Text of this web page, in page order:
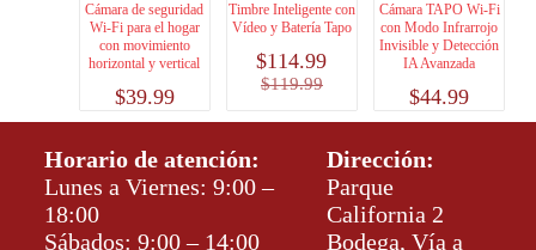
Cámara de seguridad
Wi-Fi para el hogar
con movimiento
horizontal y vertical
$39.99
Timbre Inteligente con
Vídeo y Batería Tapo
$119.99
$114.99
Cámara TAPO Wi-Fi
con Modo Infrarrojo
Invisible y Detección
IA Avanzada
$44.99
Horario de atención:
Lunes a Viernes: 9:00 –
18:00
Sábados: 9:00 – 14:00
Dirección:
Parque
California 2
Bodega, Vía a